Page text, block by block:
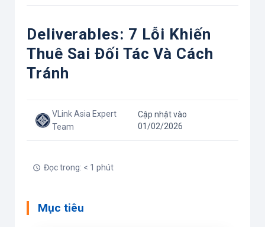
Deliverables: 7 Lỗi Khiến
Thuê Sai Đối Tác Và Cách
Tránh
VLink Asia Expert
Team
Cập nhật vào
01/02/2026
Đọc trong: < 1 phút
Mục tiêu